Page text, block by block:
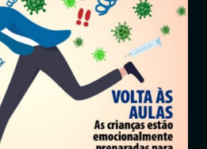
Jornais
Notícias
Entrar